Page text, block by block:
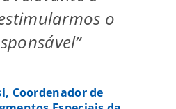
o
Coordenador de